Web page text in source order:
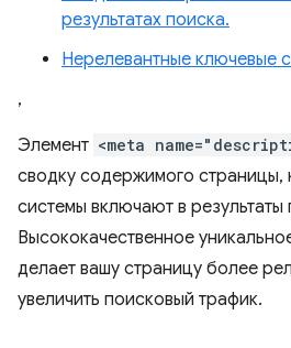
результатах поиска.
Нерелевантные ключевые
,
Элемент <meta
сводку содержимого
системы включают в результаты
Высококачественное
делает вашу страницу более
увеличить поисковый трафик.